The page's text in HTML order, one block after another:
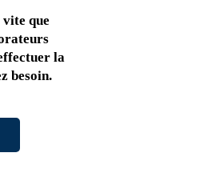
que
la
besoin.